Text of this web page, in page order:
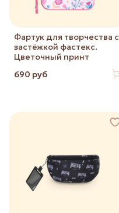
Фартук для творчества с
застёжкой фастекс.
Цветочный принт
690 руб